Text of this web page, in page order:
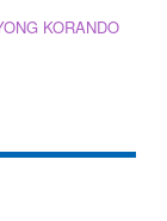
KORANDO